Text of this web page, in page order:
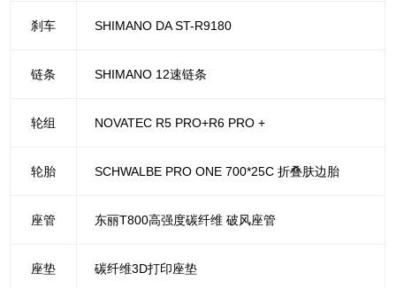
刹车 SHIMANO DA ST-R9180
链条 SHIMANO 12速链条
轮组 NOVATEC R5 PRO+R6 PRO +
轮胎 SCHWALBE PRO ONE 700*25C 折叠肤边胎
座管 东丽T800高强度碳纤维 破风座管
座垫 碳纤维3D打印座垫